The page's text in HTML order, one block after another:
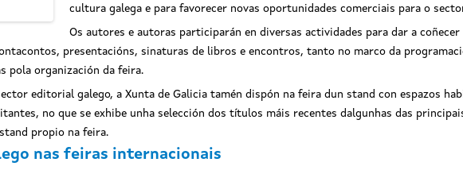
cultura galega e para favorecer novas oportunidades comerciais para o
Os autores e autoras participarán en diversas actividades para dar a
presentacións, sinaturas de libros e encontros, tanto no marco da
pola organización da feira.
editorial galego, a Xunta de Galicia tamén dispón na feira dun stand con espazos
no que se exhibe unha selección dos títulos máis recentes dalgunhas das
propio na feira.
nas feiras internacionais